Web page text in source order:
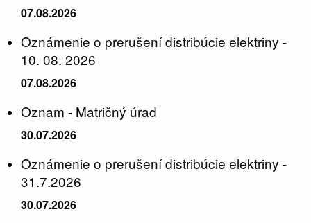
07.08.2026
Oznámenie o prerušení distribúcie elektriny -
10. 08. 2026
07.08.2026
Oznam - Matričný úrad
30.07.2026
Oznámenie o prerušení distribúcie elektriny -
31.7.2026
30.07.2026